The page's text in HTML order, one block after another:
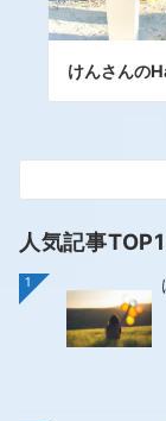
けんさんの
人気記事
1